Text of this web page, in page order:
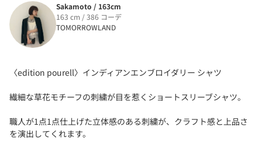
Sakamoto / 163cm
163 cm / 386 コーデ
TOMORROWLAND
〈edition pourell〉インディアンエンブロイダリー シャツ
繊細な草花モチーフの刺繍が目を惹くショートスリーブシャツ。
職人が1点1点仕上げた立体感のある刺繍が、クラフト感と上品さ
を演出してくれます。